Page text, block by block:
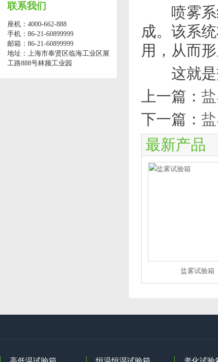
联系我们
座机：4000-662-888
手机：86-21-60899999
邮箱：86-21-60899999
地址：上海市奉贤区临海工业区展
工路888号林频工业园
喷雾系统
成。该系
用，从而
这就是
上一篇：
下一篇：
最新产品
盐雾试验箱